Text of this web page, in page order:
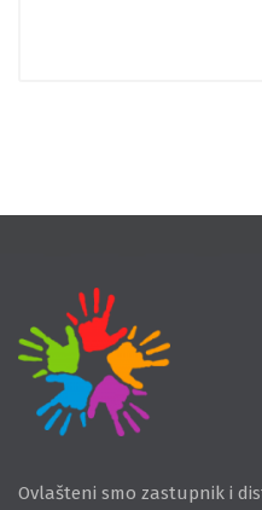
Ovlašteni smo zastupnik i